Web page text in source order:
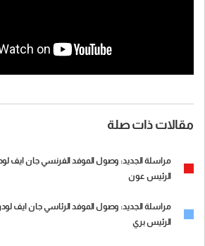
مقالات ذات صلة
مراسلة الجديد: وصول الموفد الفرنسي جان ايف
الرئيس عون
مراسلة الجديد: وصول الموفد الرئاسي جان ايف
الرئيس بري